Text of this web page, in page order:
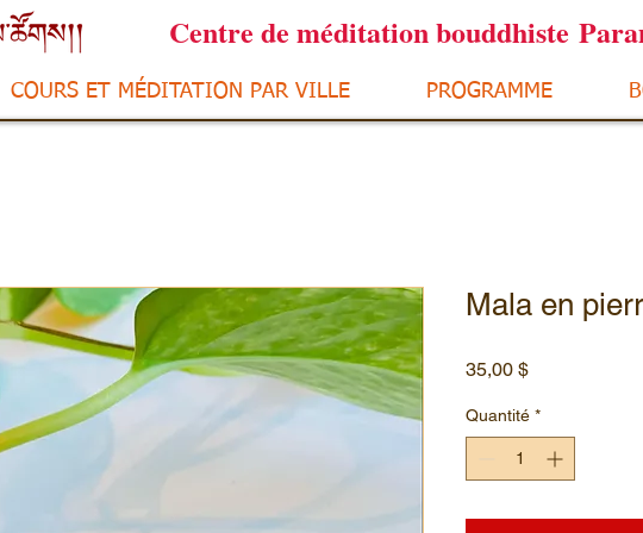
Centre de méditation bouddhiste
COURS ET MÉDITATION PAR VILLE PROGRAMME
Mala en
35,00 $Prix
Quantité *